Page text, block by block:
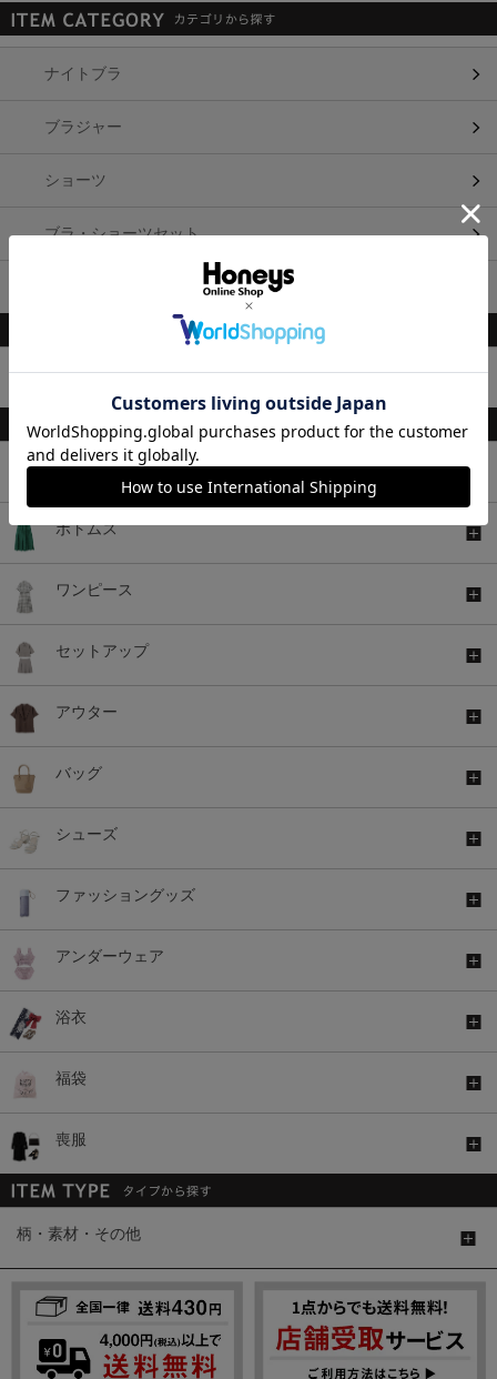
ナイトブラ
ブラジャー
ショーツ
ブラ・ショーツセット
柄・素材・その他
トップス
ボトムス
ワンピース
セットアップ
アウター
バッグ
シューズ
ファッショングッズ
アンダーウェア
浴衣
福袋
喪服
柄・素材・その他